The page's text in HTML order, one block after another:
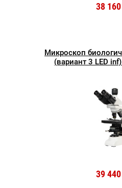
38
Микроскоп
(вариант 3 LED
39